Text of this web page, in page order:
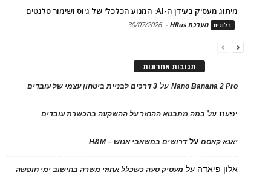
מיתוג מעסיק בעידן ה-AI: המנוע הכלכלי של גיוס ושימור טלנטים
בלוגים מערכת HRus -
30/07/2026
תגובות אחרונות
Nano Banana 2 Proעל 3 דרכים לבניית ביטחון עצמי של עובדים
יפעתעל במה מתבטא ההחזר על ההשקעה בהכשרת עובדים
יאנא קאסםעלדרושים במשאבי אנוש – H&M
אלון פיאדה על מעסיק טעה כשכלל אחוזי משרה בחישוב ימי חופשה